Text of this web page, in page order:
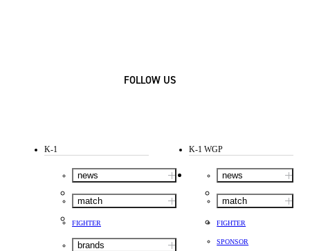
FOLLOW US
K-1
news
match
FIGHTER
brands
K-1 WGP
news
match
FIGHTER
SPONSOR